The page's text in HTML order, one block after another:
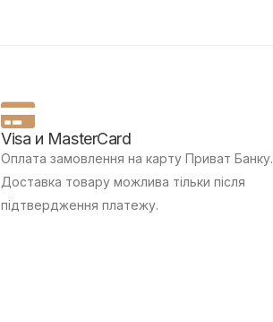
Visa и MasterCard
Оплата замовлення на карту Приват Банку.
Доставка товару можлива тільки після
підтвердження платежу.